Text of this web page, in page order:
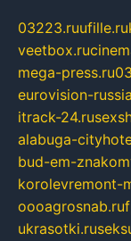
03223.ruufille.ru
veetbox.ru
mega-press.ru
eurovision-
itrack-24.ru
alabuga-
bud-em-
korolevremont-
oooagrosnab.ru
ukrasotki.ru